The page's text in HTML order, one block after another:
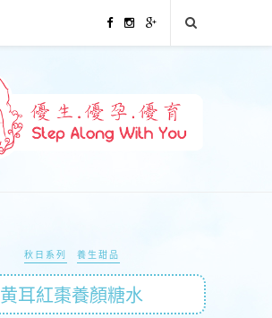
秋日系列 養生甜品
黄耳紅棗養顏糖水